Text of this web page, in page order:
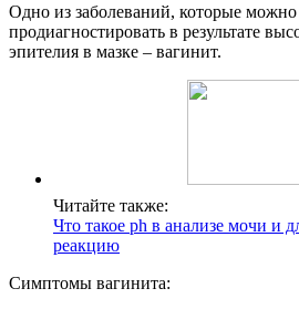
Одно из заболеваний, которые можно
продиагностировать в результате
эпителия в мазке – вагинит.
Читайте также:
Что такое ph в анализе мочи и
реакцию
Симптомы вагинита: